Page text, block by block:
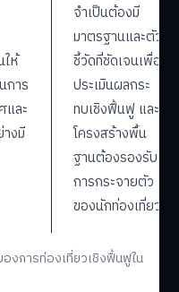
งการท่องเที่ยวเชิงฟื้นฟูใน
ห้
การ
และ
งมี
จำเป็นต้องมี
มาตรฐานและตัว
ชี้วัดที่ชัดเจนเพื่อ
ประเมินผลกระ
ทบเชิงฟื้นฟู และ
โครงสร้างพื้น
ฐานต้องรองรับ
การกระจายตัว
ของนักท่องเที่ยว